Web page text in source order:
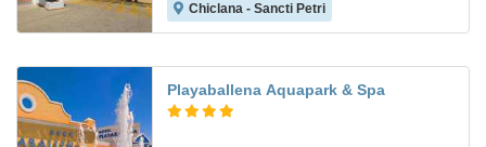
Chiclana - Sancti Petri
Playaballena Aquapark & Spa